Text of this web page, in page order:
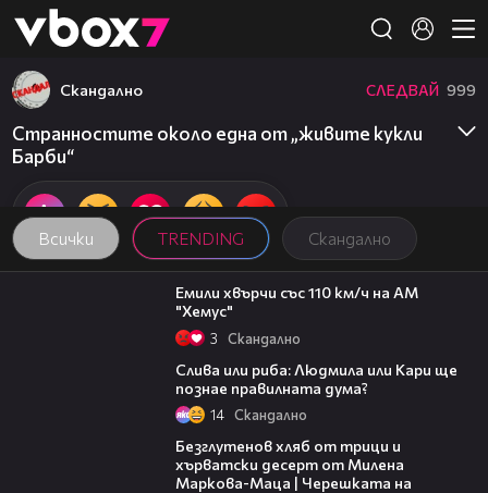
👾
Всички TRENDING Скандално
Скандално СЛЕДВАЙ 999
Странностите около една от „живите кукли
Барби“
00:31
Емили хвърчи със 110 км/ч на АМ
"Хемус"
3 Скандално
Слива или риба: Людмила или Кари ще
познае правилната дума?
14 Скандално
Безглутенов хляб от трици и
хърватски десерт от Милена
Маркова-Маца | Черешката на